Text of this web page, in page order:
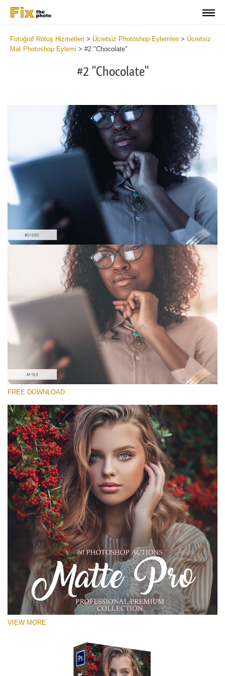
Fotoğraf Rötuş Hizmetleri > Ücretsiz Photoshop Eylemleri > Ücretsiz
Mat Photoshop Eylemi > #2 "Chocolate"
#2 "Chocolate"
Lütfen seçin
Free Matte Action #2
Cinematic Complete
Ücretsiz indirin
FREE DOWNLOAD
VIEW MORE